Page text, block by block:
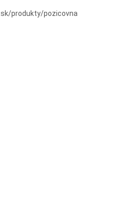
produkty/pozicovna